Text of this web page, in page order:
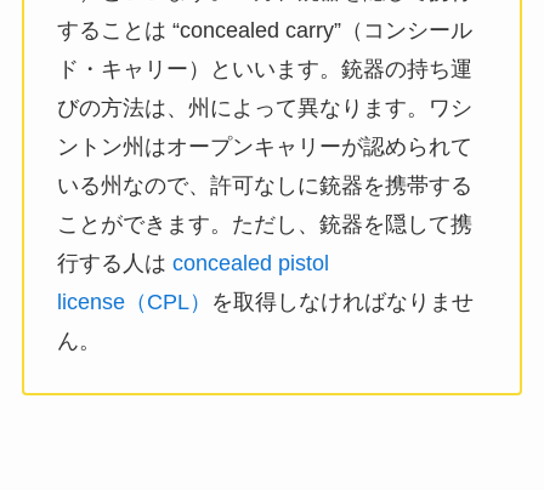
することは “concealed carry”（コンシール
ド・キャリー）といいます。銃器の持ち運
びの方法は、州によって異なります。ワシ
ントン州はオープンキャリーが認められて
いる州なので、許可なしに銃器を携帯する
ことができます。ただし、銃器を隠して携
行する人は concealed pistol
license（CPL）
を取得しなければなりませ
ん。